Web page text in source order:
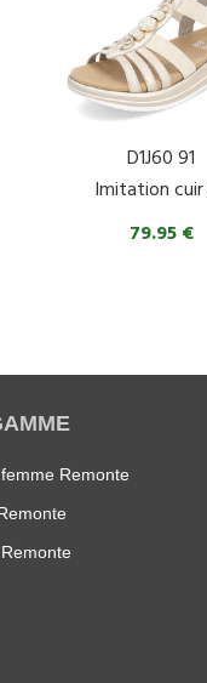
D1J60 91
Imitation
79.95 €
Remonte